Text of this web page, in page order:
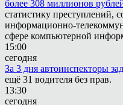
более 308 миллионов
статистику преступлений,
информационно-
сфере компьютерной
15:00
сегодня
За 3 дня автоинспекторы
ещё 31 водителя без прав.
13:30
сегодня